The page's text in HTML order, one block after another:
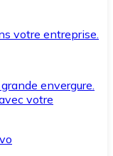
votre entreprise.
envergure.
votre